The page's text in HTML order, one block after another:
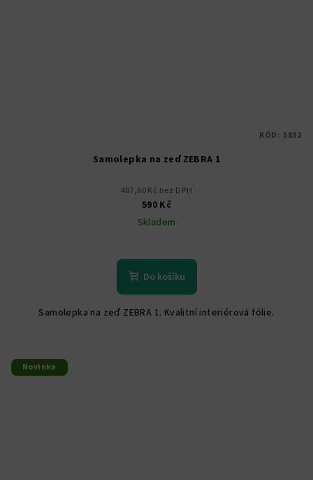
Samolepka na zeď ZEBRA 1
487,60 Kč bez DPH
590 Kč
Skladem
Do košíku
Samolepka na zeď ZEBRA 1. Kvalitní interiérová fólie.
KÓD: 5832
Novinka